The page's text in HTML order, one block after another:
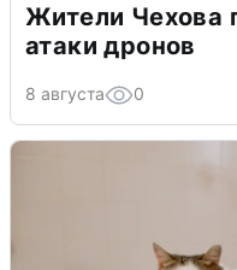
Жители Чехова
атаки дронов
8 августа 0